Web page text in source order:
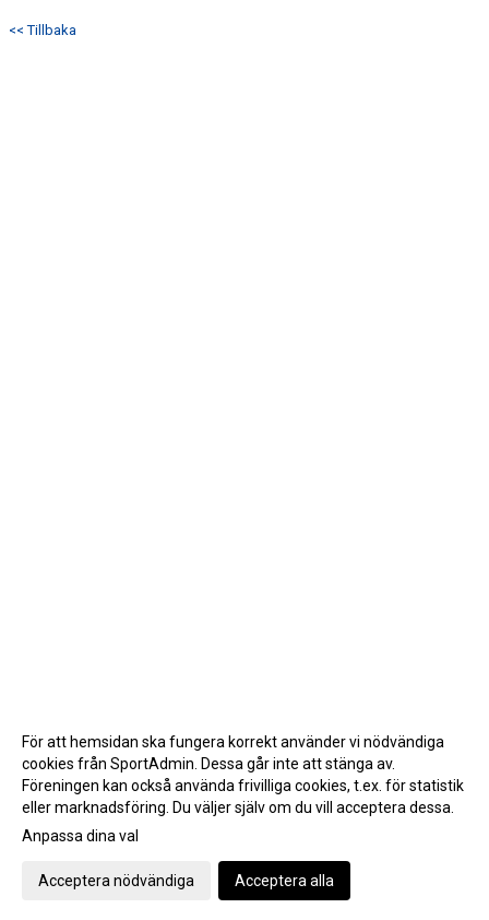
<< Tillbaka
Gå till Webbversion
För att hemsidan ska fungera korrekt använder vi nödvändiga
cookies från SportAdmin. Dessa går inte att stänga av.
Föreningen kan också använda frivilliga cookies, t.ex. för statistik
eller marknadsföring. Du väljer själv om du vill acceptera dessa.
Anpassa dina val
Acceptera nödvändiga Acceptera alla